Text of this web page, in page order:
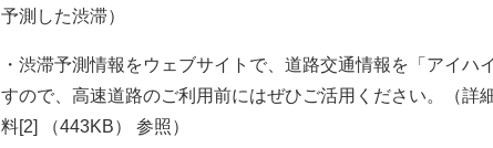
予測した渋滞）
・渋滞予測情報をウェブサイトで、道路交通情報を「アイハ
すので、高速道路のご利用前にはぜひご活用ください。（詳
料[2] （443KB） 参照）